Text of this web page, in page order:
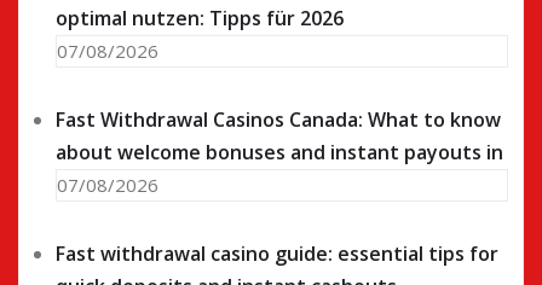
optimal nutzen: Tipps für 2026
07/08/2026
Fast Withdrawal Casinos Canada: What to know
about welcome bonuses and instant payouts in
07/08/2026
Fast withdrawal casino guide: essential tips for